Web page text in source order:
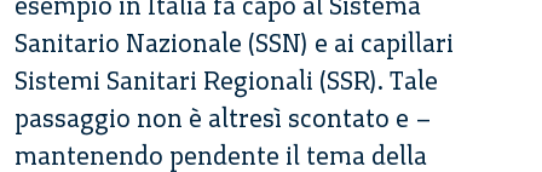
Sanitario Nazionale (SSN) e ai capillari
Sistemi Sanitari Regionali (SSR). Tale
passaggio non è altresì scontato e –
mantenendo pendente il tema della